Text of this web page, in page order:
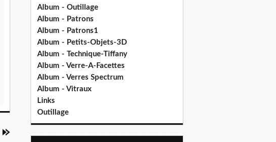
Album - Outillage
Album - Patrons
Album - Patrons1
Album - Petits-Objets-3D
Album - Technique-Tiffany
Album - Verre-A-Facettes
Album - Verres Spectrum
Album - Vitraux
Links
Outillage